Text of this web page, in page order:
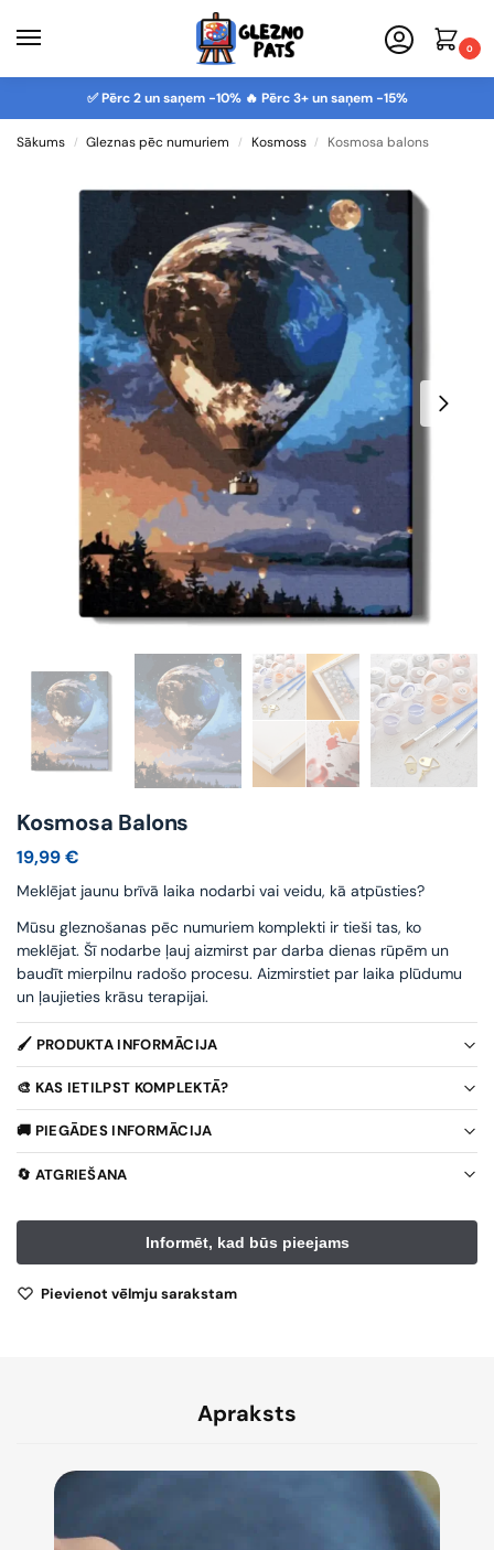
0
✅ Pērc 2 un saņem -10% 🔥 Pērc 3+ un saņem -15%
Sākums / Gleznas pēc numuriem / Kosmoss / Kosmosa balons
Kosmosa Balons
19,99€
Meklējat jaunu brīvā laika nodarbi vai veidu, kā atpūsties?
Mūsu gleznošanas pēc numuriem komplekti ir tieši tas, ko
meklējat. Šī nodarbe ļauj aizmirst par darba dienas rūpēm un
baudīt mierpilnu radošo procesu. Aizmirstiet par laika plūdumu
un ļaujieties krāsu terapijai.
🖌️ PRODUKTA INFORMĀCIJA
🎨 KAS IETILPST KOMPLEKTĀ?
🚚 PIEGĀDES INFORMĀCIJA
🔄 ATGRIEŠANA
Pievienot vēlmju sarakstam
Apraksts